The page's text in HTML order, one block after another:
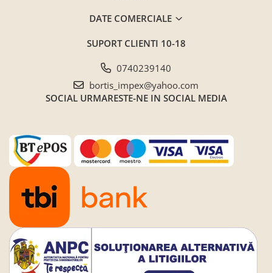
DATE COMERCIALE
SUPORT CLIENTI 10-18
0740239140
bortis_impex@yahoo.com
SOCIAL URMARESTE-NE IN SOCIAL MEDIA